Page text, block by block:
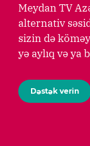
Meydan TV
alternativ
sizin də
yə aylıq və
Dəstək verin